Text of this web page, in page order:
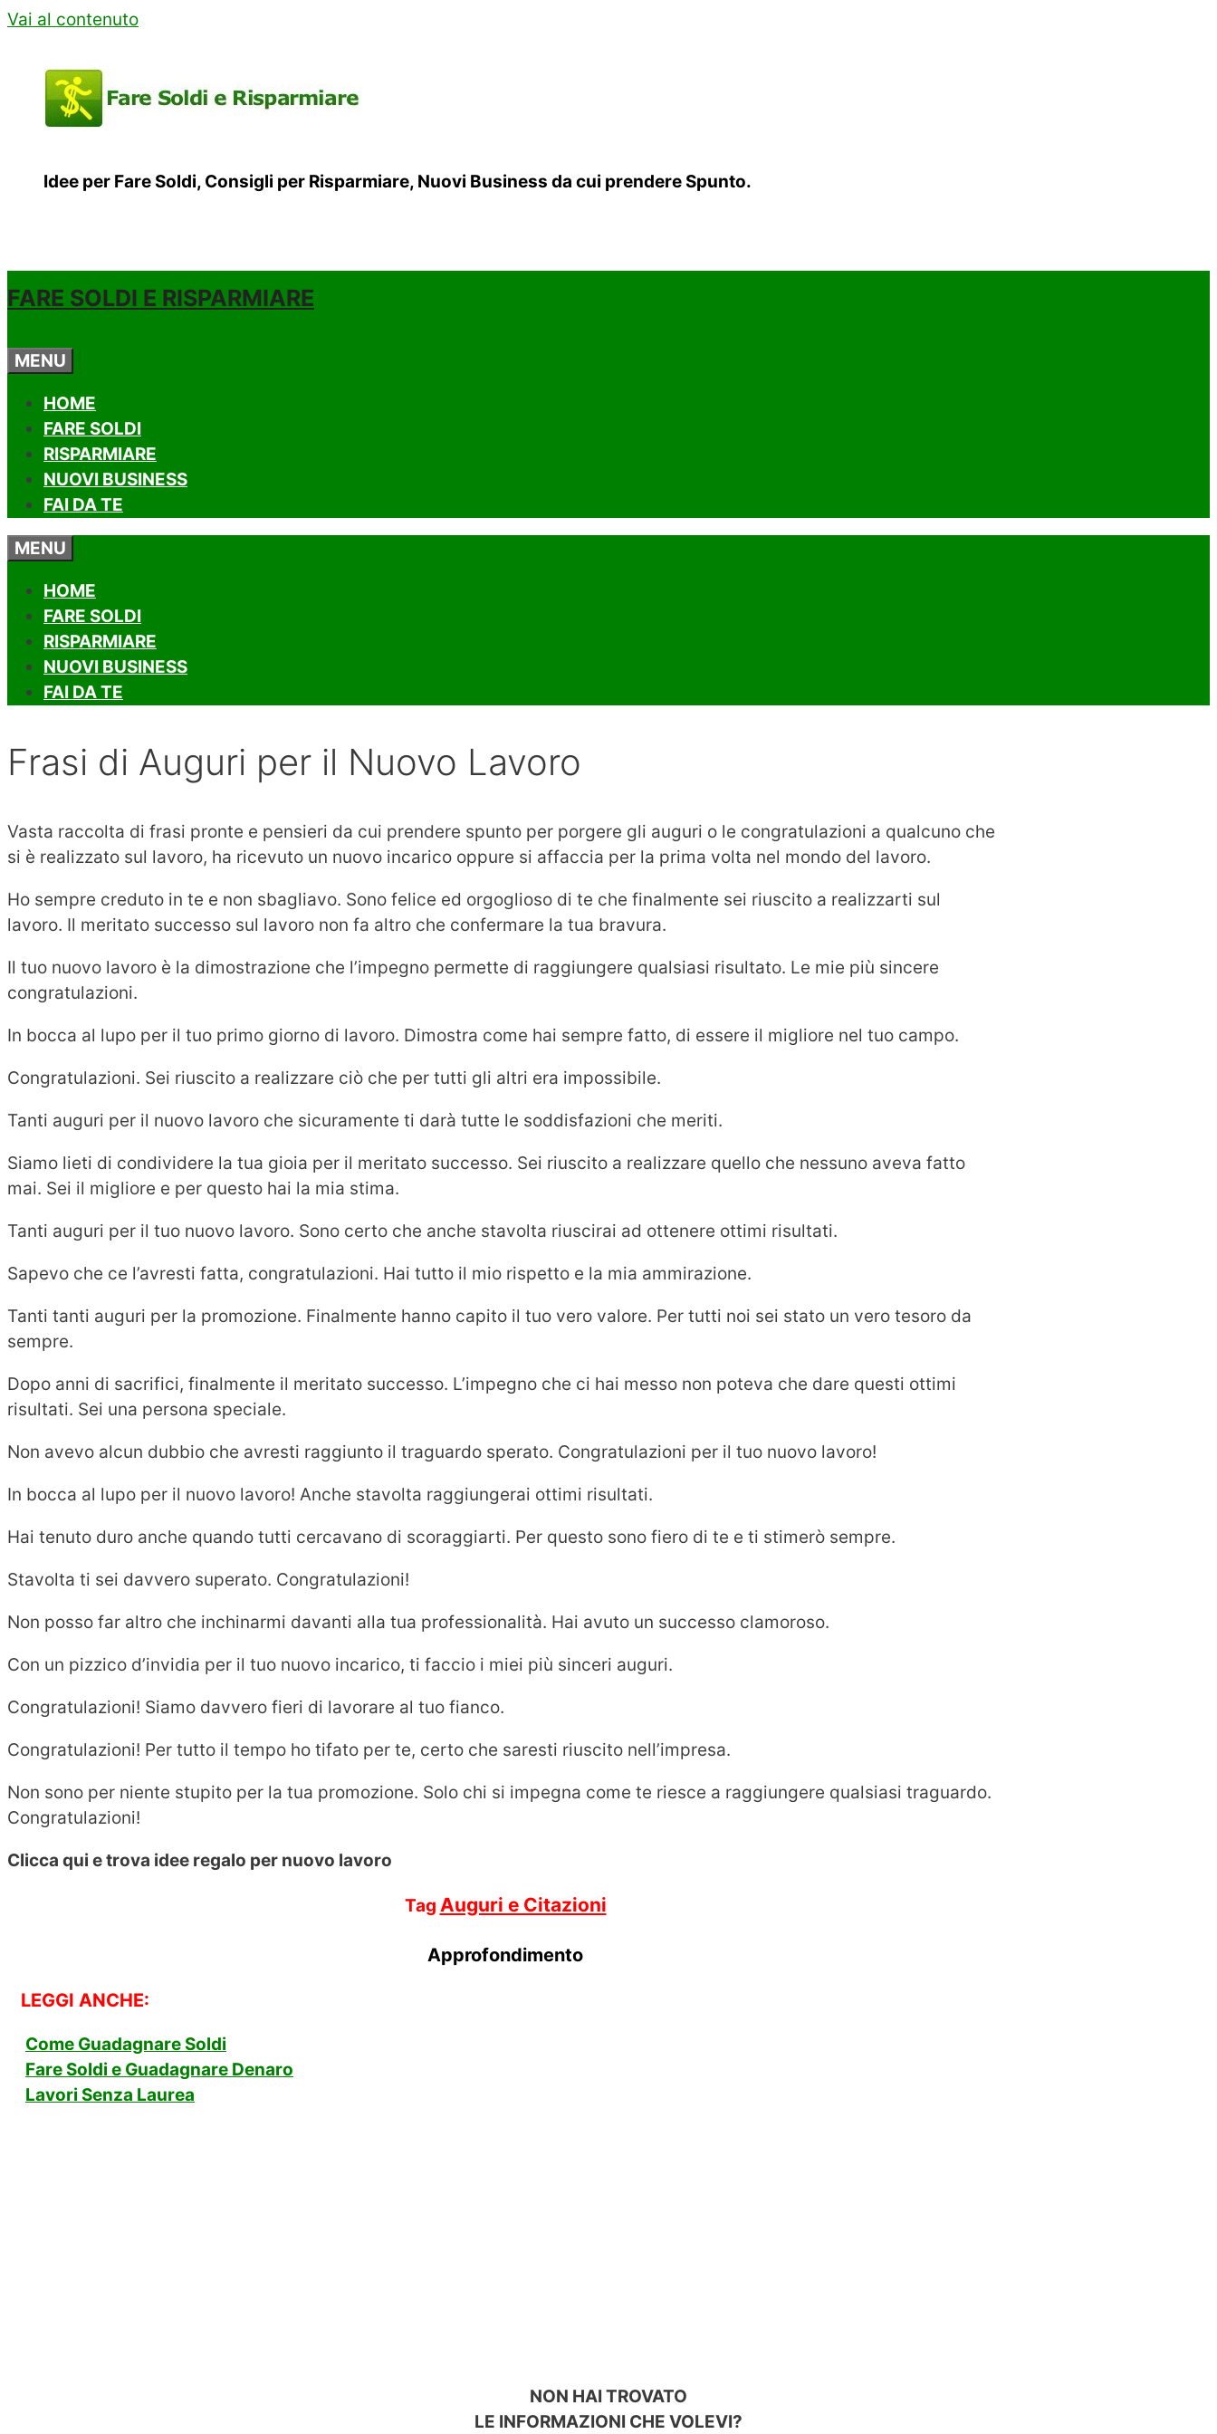
Vai al contenuto
Idee per Fare Soldi, Consigli per Risparmiare, Nuovi Business da cui prendere Spunto.
FARE SOLDI E RISPARMIARE
MENU
HOME
FARE SOLDI
RISPARMIARE
NUOVI BUSINESS
FAI DA TE
MENU
HOME
FARE SOLDI
RISPARMIARE
NUOVI BUSINESS
FAI DA TE
Frasi di Auguri per il Nuovo Lavoro
Vasta raccolta di frasi pronte e pensieri da cui prendere spunto per porgere gli auguri o le congratulazioni a qualcuno che
si è realizzato sul lavoro, ha ricevuto un nuovo incarico oppure si affaccia per la prima volta nel mondo del lavoro.
Ho sempre creduto in te e non sbagliavo. Sono felice ed orgoglioso di te che finalmente sei riuscito a realizzarti sul
lavoro. Il meritato successo sul lavoro non fa altro che confermare la tua bravura.
Il tuo nuovo lavoro è la dimostrazione che l’impegno permette di raggiungere qualsiasi risultato. Le mie più sincere
congratulazioni.
In bocca al lupo per il tuo primo giorno di lavoro. Dimostra come hai sempre fatto, di essere il migliore nel tuo campo.
Congratulazioni. Sei riuscito a realizzare ciò che per tutti gli altri era impossibile.
Tanti auguri per il nuovo lavoro che sicuramente ti darà tutte le soddisfazioni che meriti.
Siamo lieti di condividere la tua gioia per il meritato successo. Sei riuscito a realizzare quello che nessuno aveva fatto
mai. Sei il migliore e per questo hai la mia stima.
Tanti auguri per il tuo nuovo lavoro. Sono certo che anche stavolta riuscirai ad ottenere ottimi risultati.
Sapevo che ce l’avresti fatta, congratulazioni. Hai tutto il mio rispetto e la mia ammirazione.
Tanti tanti auguri per la promozione. Finalmente hanno capito il tuo vero valore. Per tutti noi sei stato un vero tesoro da
sempre.
Dopo anni di sacrifici, finalmente il meritato successo. L’impegno che ci hai messo non poteva che dare questi ottimi
risultati. Sei una persona speciale.
Non avevo alcun dubbio che avresti raggiunto il traguardo sperato. Congratulazioni per il tuo nuovo lavoro!
In bocca al lupo per il nuovo lavoro! Anche stavolta raggiungerai ottimi risultati.
Hai tenuto duro anche quando tutti cercavano di scoraggiarti. Per questo sono fiero di te e ti stimerò sempre.
Stavolta ti sei davvero superato. Congratulazioni!
Non posso far altro che inchinarmi davanti alla tua professionalità. Hai avuto un successo clamoroso.
Con un pizzico d’invidia per il tuo nuovo incarico, ti faccio i miei più sinceri auguri.
Congratulazioni! Siamo davvero fieri di lavorare al tuo fianco.
Congratulazioni! Per tutto il tempo ho tifato per te, certo che saresti riuscito nell’impresa.
Non sono per niente stupito per la tua promozione. Solo chi si impegna come te riesce a raggiungere qualsiasi traguardo.
Congratulazioni!
Clicca qui e trova idee regalo per nuovo lavoro
Tag Auguri e Citazioni
Approfondimento
LEGGI ANCHE:
Come Guadagnare Soldi
Fare Soldi e Guadagnare Denaro
Lavori Senza Laurea
NON HAI TROVATO
LE INFORMAZIONI CHE VOLEVI?